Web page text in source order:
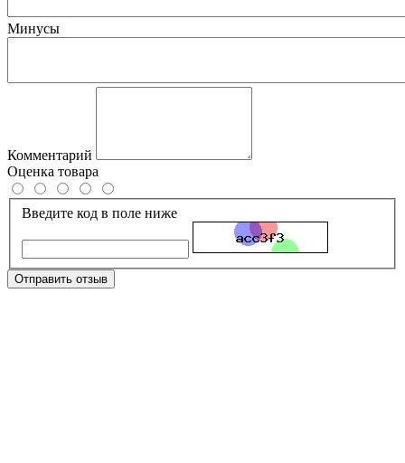
Минусы
Комментарий
Оценка товара
Введите код в поле ниже
Отправить отзыв